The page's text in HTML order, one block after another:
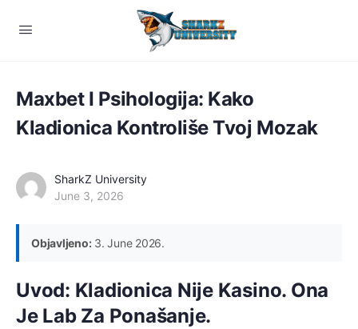
Maxbet I Psihologija: Kako
Kladionica Kontroliše Tvoj Mozak
SharkZ University
June 3, 2026
Objavljeno:3. June 2026.
Uvod: Kladionica Nije Kasino. Ona
Je Lab Za Ponašanje.